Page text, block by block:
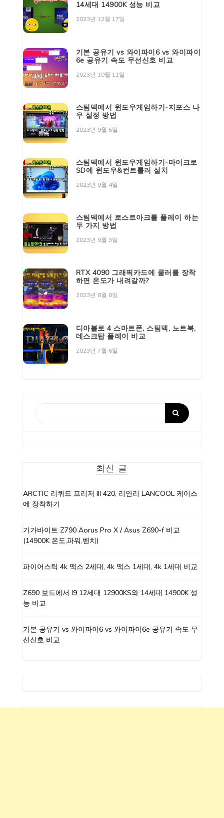
14세대 14900K 성능 비교
2023년 12월 17일
기본 공유기 vs 와이파이6 vs 와이파이
6e 공유기 속도 무선신호 비교
2023년 10월 11일
스팀덱에서 윈도우게임하기-지포스 나
우 설정 방법
2023년 9월 5일
스팀덱에서 윈도우게임하기-마이크로
SD에 윈도우&컨트롤러 설치
2023년 9월 4일
스팀덱에서 로스트아크를 플레이 하는
두 가지 방법
2023년 9월 3일
RTX 4090 그래픽카드에 쿨러를 장착
하면 온도가 내려갈까?
2023년 8월 8일
디아블로 4 스마트폰, 스팀덱, 노트북,
데스크탑 플레이 비교
2023년 7월 6일
최신 글
ARCTIC 리퀴드 프리저 III 420, 리안리 LANCOOL 케이스
에 장착하기
기가바이트 Z790 Aorus Pro X / Asus Z690-f 비교
(14900K 온도,파워,벤치)
파이어스틱 4k 맥스 2세대, 4k 맥스 1세대, 4k 1세대 비교
Z690 보드에서 I9 12세대 12900KS와 14세대 14900K 성
능 비교
기본 공유기 vs 와이파이6 vs 와이파이6e 공유기 속도 무
선신호 비교